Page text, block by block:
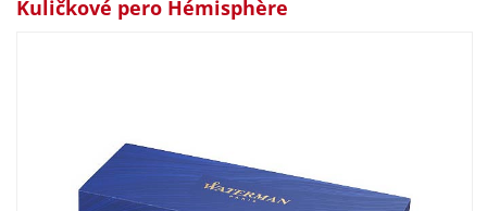
Kuličkové pero Hémisphère